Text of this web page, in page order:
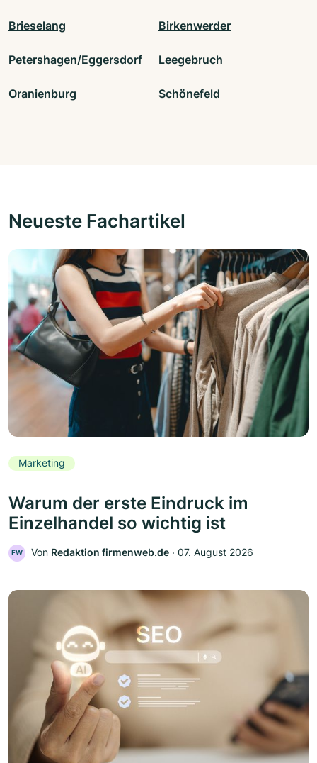
Brieselang Birkenwerder
Petershagen/Eggersdorf Leegebruch
Oranienburg Schönefeld
Neueste Fachartikel
Marketing
Warum der erste Eindruck im
Einzelhandel so wichtig ist
FW Von Redaktion firmenweb.de ‧ 07. August 2026